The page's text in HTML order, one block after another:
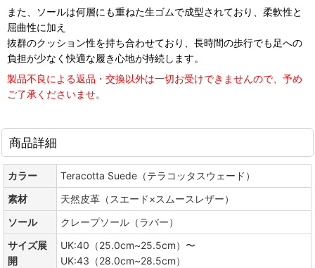
また、ソールは何層にも重ねた生ゴムで成型されており、柔軟性と
屈曲性に加え
抜群のクッション性を持ち合わせており、長時間の歩行でも足への
負担が少なく快適な履き心地が持続します。
製品不良による返品・交換以外は一切お受けできませんので、予め
ご了承くださいませ。
商品詳細
カラー
Teracotta Suede（テラコッタスウェード）
素材
天然皮革（スエード×スムースレザー）
ソール
クレープソール（ラバー）
サイズ展
開
UK:40（25.0cm~25.5cm）〜
UK:43（28.0cm~28.5cm）